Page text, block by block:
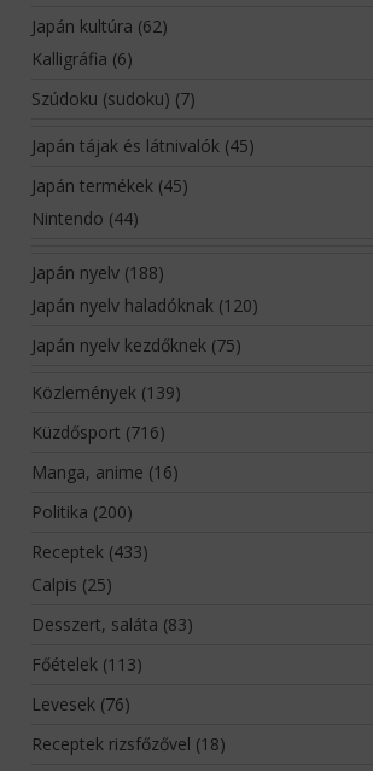
Japán kultúra (62)
Kalligráfia (6)
Szúdoku (sudoku) (7)
Japán tájak és látnivalók(45)
Japán termékek(45)
Nintendo (44)
Japán nyelv(188)
Japán nyelv haladóknak(120)
Japán nyelv kezdőknek(75)
Közlemények(139)
Küzdősport (716)
Manga, anime (16)
Politika (200)
Receptek(433)
Calpis (25)
Desszert, saláta (83)
Főételek(113)
Levesek(76)
Receptek rizsfőzővel (18)